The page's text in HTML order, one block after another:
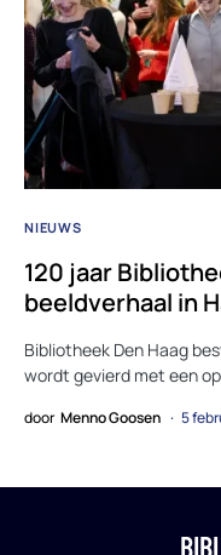
NIEUWS
120 jaar
beeldverhaal in
Bibliotheek Den Haag
wordt gevierd met een
door Menno Goosen 5